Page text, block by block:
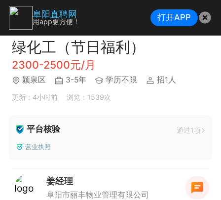
绿化工（节日福利）
2300-2500元/月
颍泉区 3-5年 学历不限 招1人
更新：4小时前 浏览：1539次
平台核验 通过1项
营业执照
姜经理
阜阳市丽丰物业管理有限公司
阜阳直聘网
用app更方便！ 打开APP